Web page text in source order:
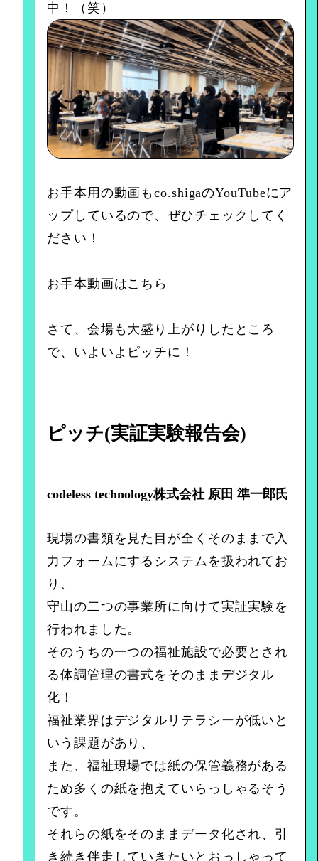
中！（笑）
お手本用の動画もco.shigaのYouTubeにア
ップしているので、ぜひチェックしてく
ださい！
お手本動画はこちら
さて、会場も大盛り上がりしたところ
で、いよいよピッチに！
ピッチ(実証実験報告会)
codeless technology株式会社 原田 準一郎氏
現場の書類を見た目が全くそのままで入
力フォームにするシステムを扱われてお
り、
守山の二つの事業所に向けて実証実験を
行われました。
そのうちの一つの福祉施設で必要とされ
る体調管理の書式をそのままデジタル
化！
福祉業界はデジタルリテラシーが低いと
いう課題があり、
また、福祉現場では紙の保管義務がある
ため多くの紙を抱えていらっしゃるそう
です。
それらの紙をそのままデータ化され、引
き続き伴走していきたいとおっしゃって